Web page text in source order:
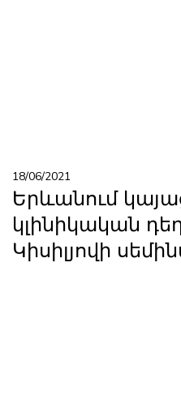
18/06/2021
Երևանում
կլինիկական
Կիսիլյովի